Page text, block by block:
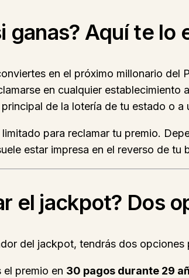
ganas? Aquí te lo
en el próximo millonario
en cualquier
de la lotería de tu estado o
para reclamar tu premio.
estar impresa en el reverso de
el jackpot? Dos
del jackpot, tendrás dos opciones
el premio en 30 pagos durante 29